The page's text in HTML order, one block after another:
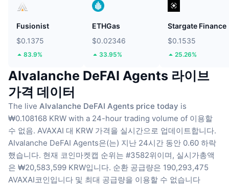
Fusionist
$0.1375
83.9%
ETHGas
$0.02346
33.95%
Stargate Finance
$0.1535
25.26%
AIvalanche DeFAI Agents 라이브
가격 데이터
The live AIvalanche DeFAI Agents price today is
₩0.108168 KRW with a 24-hour trading volume of 이용할
수 없음. AVAXAI 대 KRW 가격을 실시간으로 업데이트합니다.
AIvalanche DeFAI Agents은(는) 지난 24시간 동안 0.60 하락
했습니다. 현재 코인마켓캡 순위는 #3582위이며, 실시가총액
은 ₩20,583,599 KRW입니다. 순환 공급량은 190,293,475
AVAXAI코인입니다 및 최대 공급량을 이용할 수 없습니다